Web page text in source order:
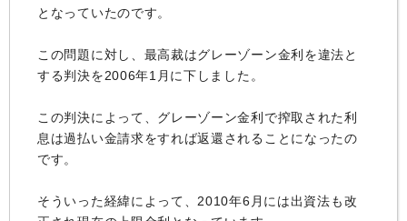
となっていたのです。
この問題に対し、最高裁はグレーゾーン金利を違法と
する判決を2006年1月に下しました。
この判決によって、グレーゾーン金利で搾取された利
息は過払い金請求をすれば返還されることになったの
です。
そういった経緯によって、2010年6月には出資法も改